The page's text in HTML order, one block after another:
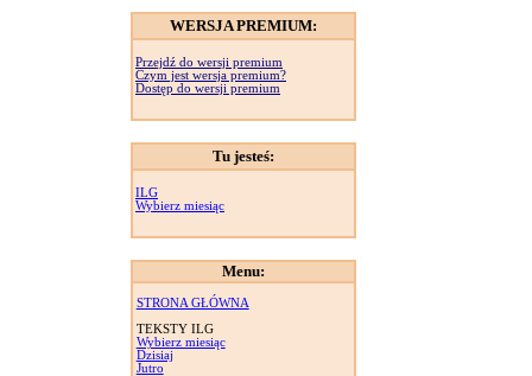
WERSJA PREMIUM:
Przejdź do wersji premium
Czym jest wersja premium?
Dostęp do wersji premium
Tu jesteś:
ILG
Wybierz miesiąc
Menu:
STRONA GŁÓWNA
TEKSTY ILG
Wybierz miesiąc
Dzisiaj
Jutro